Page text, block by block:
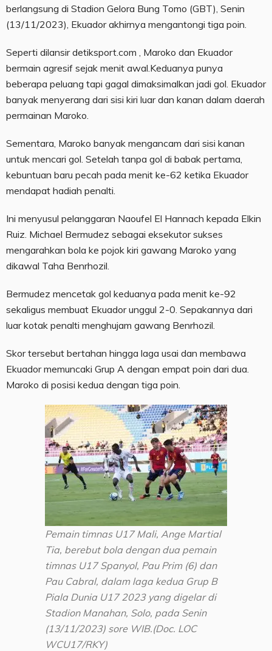
berlangsung di Stadion Gelora Bung Tomo (GBT), Senin
(13/11/2023), Ekuador akhirnya mengantongi tiga poin.
Seperti dilansir detiksport.com , Maroko dan Ekuador
bermain agresif sejak menit awal.Keduanya punya
beberapa peluang tapi gagal dimaksimalkan jadi gol. Ekuador
banyak menyerang dari sisi kiri luar dan kanan dalam daerah
permainan Maroko.
Sementara, Maroko banyak mengancam dari sisi kanan
untuk mencari gol. Setelah tanpa gol di babak pertama,
kebuntuan baru pecah pada menit ke-62 ketika Ekuador
mendapat hadiah penalti.
Ini menyusul pelanggaran Naoufel El Hannach kepada Elkin
Ruiz. Michael Bermudez sebagai eksekutor sukses
mengarahkan bola ke pojok kiri gawang Maroko yang
dikawal Taha Benrhozil.
Bermudez mencetak gol keduanya pada menit ke-92
sekaligus membuat Ekuador unggul 2-0. Sepakannya dari
luar kotak penalti menghujam gawang Benrhozil.
Skor tersebut bertahan hingga laga usai dan membawa
Ekuador memuncaki Grup A dengan empat poin dari dua.
Maroko di posisi kedua dengan tiga poin.
Pemain timnas U17 Mali, Ange Martial
Tia, berebut bola dengan dua pemain
timnas U17 Spanyol, Pau Prim (6) dan
Pau Cabral, dalam laga kedua Grup B
Piala Dunia U17 2023 yang digelar di
Stadion Manahan, Solo, pada Senin
(13/11/2023) sore WIB.(Doc. LOC
WCU17/RKY)